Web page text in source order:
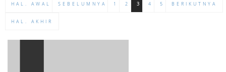
HAL. AWAL SEBELUMNYA 1 2 3 4 5 BERIKUTNYA
HAL. AKHIR